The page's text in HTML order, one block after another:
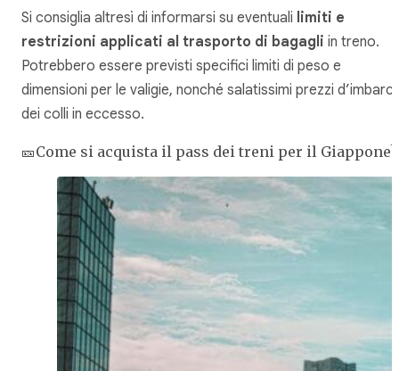
Si consiglia altresì di informarsi su eventuali limiti e
restrizioni applicati al trasporto di bagagli in treno.
Potrebbero essere previsti specifici limiti di peso e
dimensioni per le valigie, nonché salatissimi prezzi
dei colli in eccesso.
🎫Come si acquista il pass dei treni per il Giappone?